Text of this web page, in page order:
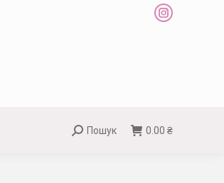
Instagram
Search:
Пошук 0.00 ₴